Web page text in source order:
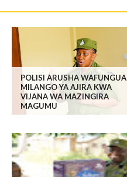
POLISI ARUSHA WAFUNGUA
MILANGO YA AJIRA KWA
VIJANA WA MAZINGIRA
MAGUMU